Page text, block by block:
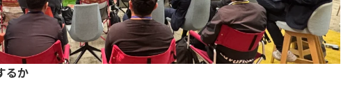
るか